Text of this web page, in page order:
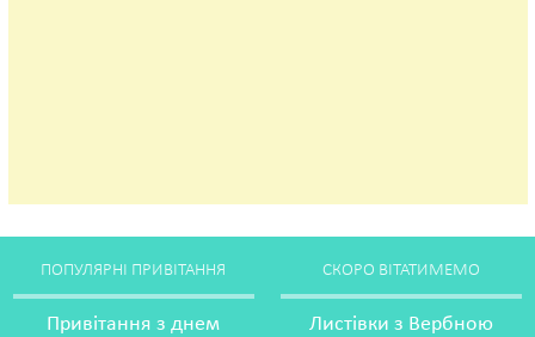
ПОПУЛЯРНІ ПРИВІТАННЯ
Привітання з днем
СКОРО ВІТАТИМЕМО
Листівки з Вербною